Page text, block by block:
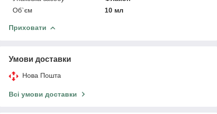
Об`єм
10 мл
Приховати
Умови доставки
Нова Пошта
Всі умови доставки